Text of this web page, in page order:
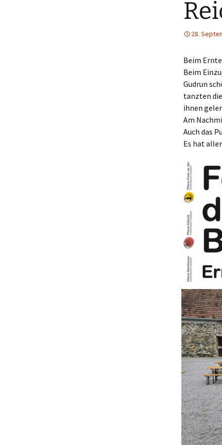
Schwarzataler Tanzlmusi
28.
Beim
Beim
Gudrun
tanzten
ihnen
Am
Auch das
Es hat